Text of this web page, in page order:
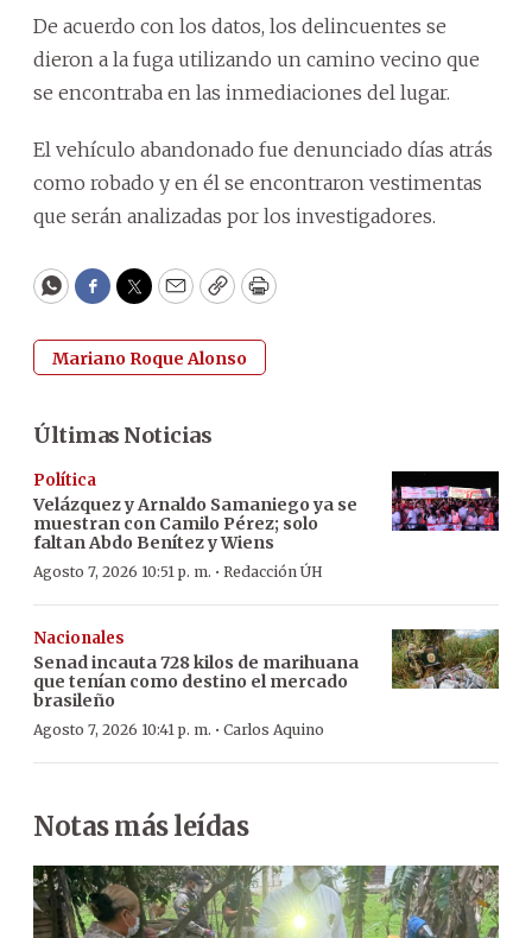
De acuerdo con los datos, los delincuentes se
dieron a la fuga utilizando un camino vecino que
se encontraba en las inmediaciones del lugar.
El vehículo abandonado fue denunciado días atrás
como robado y en él se encontraron vestimentas
que serán analizadas por los investigadores.
WhatsApp
Facebook
Twitter
EmailCopyPrint
Mariano Roque Alonso
Últimas Noticias
Política
Velázquez y Arnaldo Samaniego ya se
muestran con Camilo Pérez; solo
faltan Abdo Benítez y Wiens
Agosto 7, 2026 10:51 p. m. · Redacción ÚH
Nacionales
Senad incauta 728 kilos de marihuana
que tenían como destino el mercado
brasileño
Agosto 7, 2026 10:41 p. m. · Carlos Aquino
Notas más leídas